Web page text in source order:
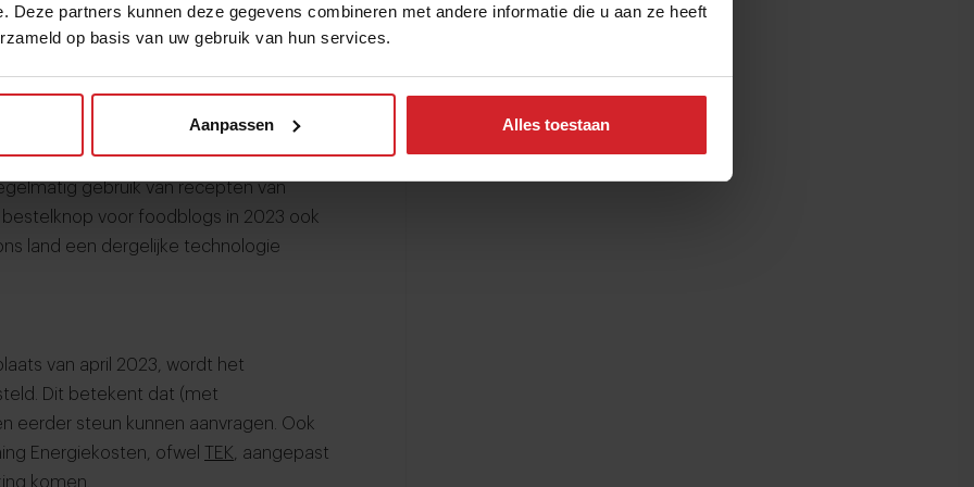
Deze partners kunnen deze gegevens combineren met andere informatie die u aan ze heeft
op basis van uw gebruik van hun services.
Aanpassen Alles toestaan
proef deed met destijds slechts tien
breidde deze dienstverlening zich
hebben op hun blog of andere
direct vertaalt naar een online
gebruik van recepten van
voor foodblogs in 2023 ook
land een dergelijke technologie
van april 2023, wordt het
Dit betekent dat (met
eerder steun kunnen aanvragen. Ook
Energiekosten, ofwel TEK , aangepast
komen.